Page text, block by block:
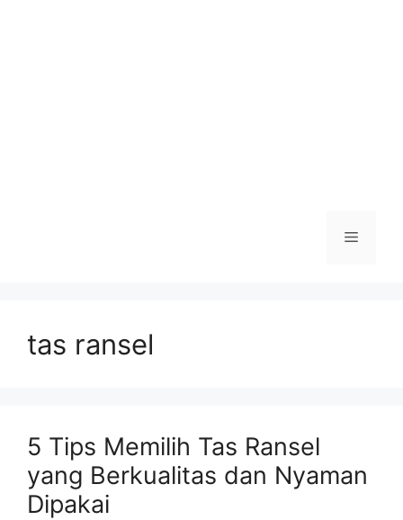
Menu
tas ransel
5 Tips Memilih Tas Ransel
yang Berkualitas dan Nyaman
Dipakai